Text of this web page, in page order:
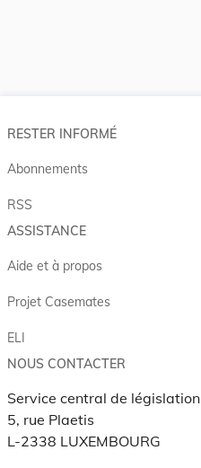
RESTER INFORMÉ
Abonnements
RSS
ASSISTANCE
Aide et à propos
Projet Casemates
ELI
NOUS CONTACTER
Service central de législation
5, rue Plaetis
L-2338 LUXEMBOURG